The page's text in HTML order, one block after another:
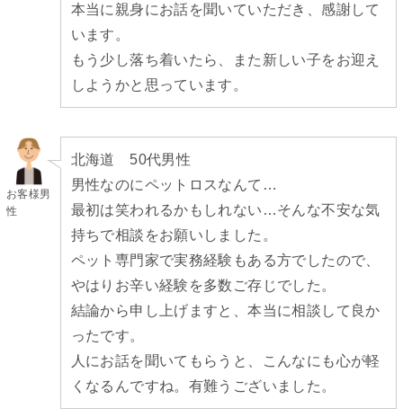
本当に親身にお話を聞いていただき、感謝して
います。
もう少し落ち着いたら、また新しい子をお迎え
しようかと思っています。
お客様男
性
北海道 50代男性
男性なのにペットロスなんて…
最初は笑われるかもしれない…そんな不安な気
持ちで相談をお願いしました。
ペット専門家で実務経験もある方でしたので、
やはりお辛い経験を多数ご存じでした。
結論から申し上げますと、本当に相談して良か
ったです。
人にお話を聞いてもらうと、こんなにも心が軽
くなるんですね。有難うございました。